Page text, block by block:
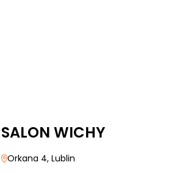
SALON WICHY
Orkana 4, Lublin